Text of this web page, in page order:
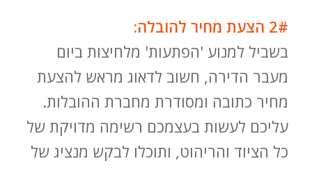
2# הצעת מחיר להובלה:
בשביל למנוע 'הפתעות' מלחיצות ביום
מעבר הדירה, חשוב לדאוג מראש להצעת
מחיר כתובה ומסודרת מחברת ההובלות.
עליכם לעשות בעצמכם רשימה מדויקת של
כל הציוד והריהוט, ותוכלו לבקש מנציג של